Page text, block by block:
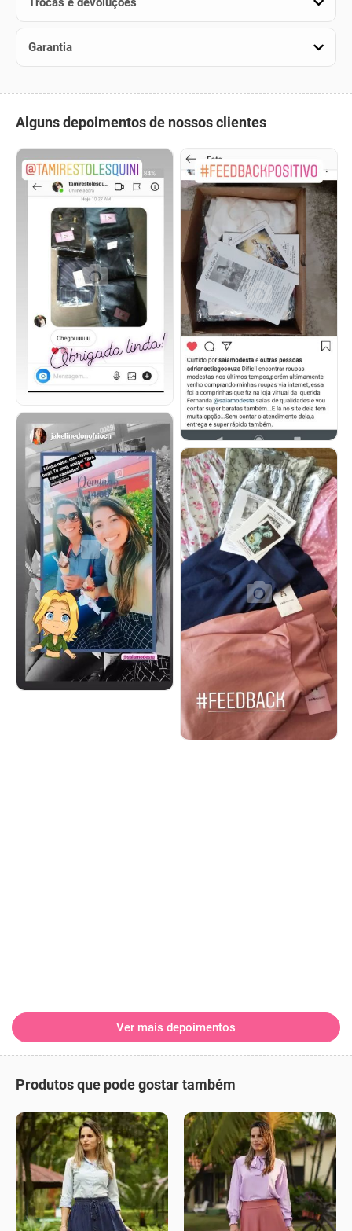
Garantia
Alguns depoimentos de nossos clientes
Ver mais depoimentos
Produtos que pode gostar também